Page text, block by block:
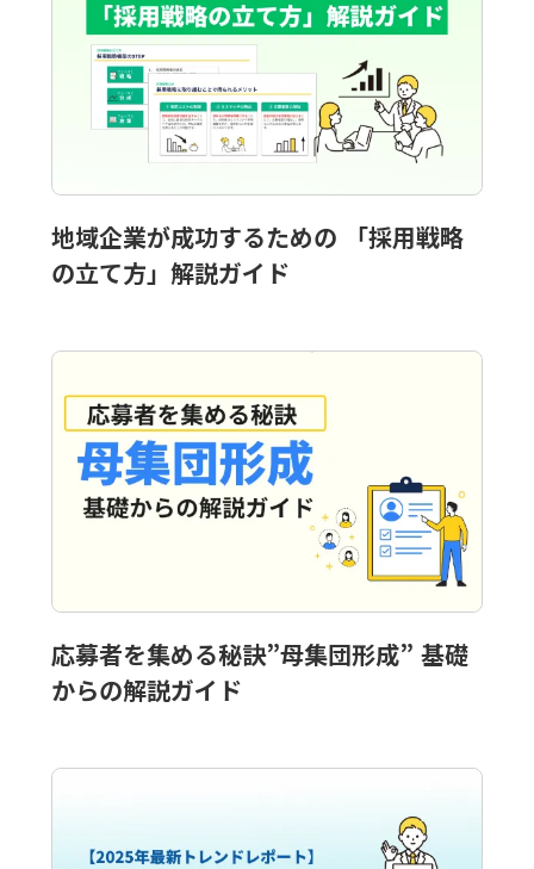
地域企業が成功するための 「採用戦略
の立て方」解説ガイド
応募者を集める秘訣”母集団形成” 基礎
からの解説ガイド